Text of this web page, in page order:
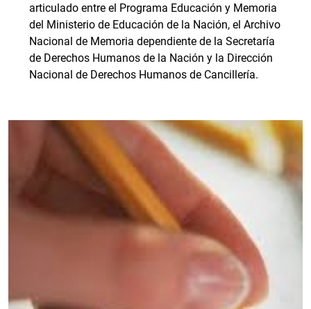
articulado entre el Programa Educación y Memoria
del Ministerio de Educación de la Nación, el Archivo
Nacional de Memoria dependiente de la Secretaría
de Derechos Humanos de la Nación y la Dirección
Nacional de Derechos Humanos de Cancillería.